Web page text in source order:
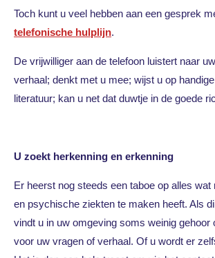
Toch kunt u veel hebben aan een gesprek
telefonische hulplijn.
De vrijwilliger aan de telefoon luistert naar
verhaal; denkt met u mee; wijst u op
literatuur; kan u net dat duwtje in de goede
U zoekt herkenning en erkenning
Er heerst nog steeds een taboe op alles
en psychische ziekten te maken heeft. Als
vindt u in uw omgeving soms weinig gehoor
voor uw vragen of verhaal. Of u wordt er